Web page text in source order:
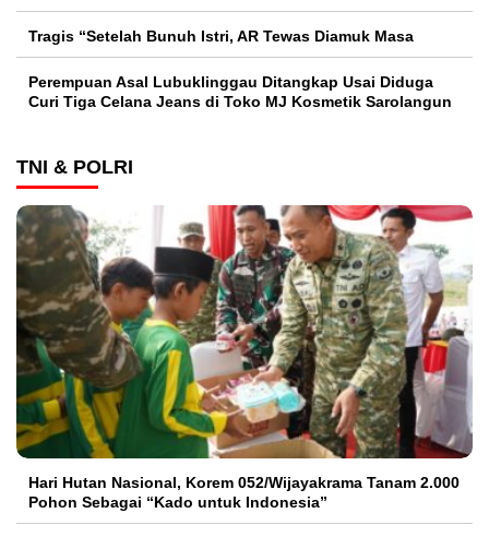
Tragis “Setelah Bunuh Istri, AR Tewas Diamuk Masa
Perempuan Asal Lubuklinggau Ditangkap Usai Diduga
Curi Tiga Celana Jeans di Toko MJ Kosmetik Sarolangun
TNI & POLRI
Hari Hutan Nasional, Korem 052/Wijayakrama Tanam 2.000
Pohon Sebagai “Kado untuk Indonesia”